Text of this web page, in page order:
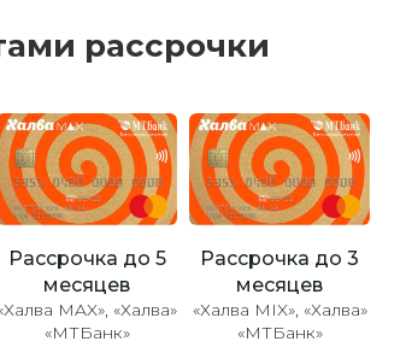
рассрочки
Рассрочка до 5
месяцев
MAX», «Халва»
«МТБанк»
Рассрочка до 3
месяцев
«Халва MIX», «Халва»
«МТБанк»